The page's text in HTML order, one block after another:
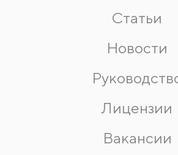
Статьи
Новости
Лицензии
Вакансии